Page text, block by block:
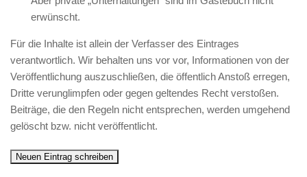
erwünscht.
Für die Inhalte ist allein der Verfasser des Eintrages
verantwortlich. Wir behalten uns vor vor, Informationen von der
Veröffentlichung auszuschließen, die öffentlich Anstoß erregen,
Dritte verunglimpfen oder gegen geltendes Recht verstoßen.
Beiträge, die den Regeln nicht entsprechen, werden umgehend
gelöscht bzw. nicht veröffentlicht.